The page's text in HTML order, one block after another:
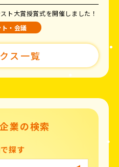
ト大賞授賞式を開催しました！
・会議
ス一覧
業の検索
探す